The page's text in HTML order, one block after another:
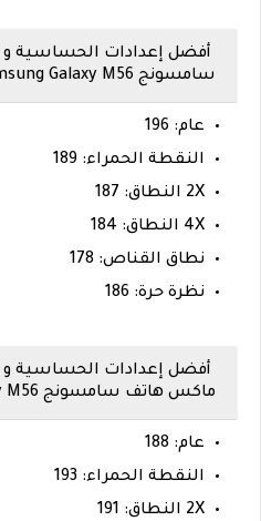
أفضل إعدادات الحساسية
سامسونج Galaxy M56 :
عام: 196
النقطة الحمراء: 189
2X النطاق: 187
4X النطاق: 184
نطاق القناص: 178
نظرة حرة: 186
أفضل إعدادات الحساسية
ماكس هاتف سامسونج Samsung Galaxy M56:
عام: 188
النقطة الحمراء: 193
2X النطاق: 191